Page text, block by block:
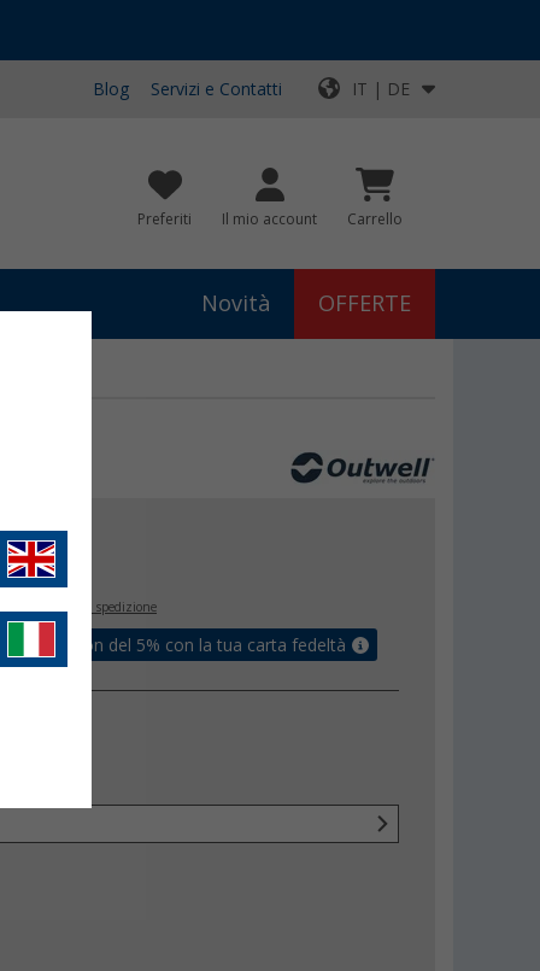
Blog Servizi e Contatti IT | DE
Preferiti Il mio account Carrello
Novità OFFERTE
litri L
€
+ Spese di spedizione
un coupon del 5% con la tua carta fedeltà